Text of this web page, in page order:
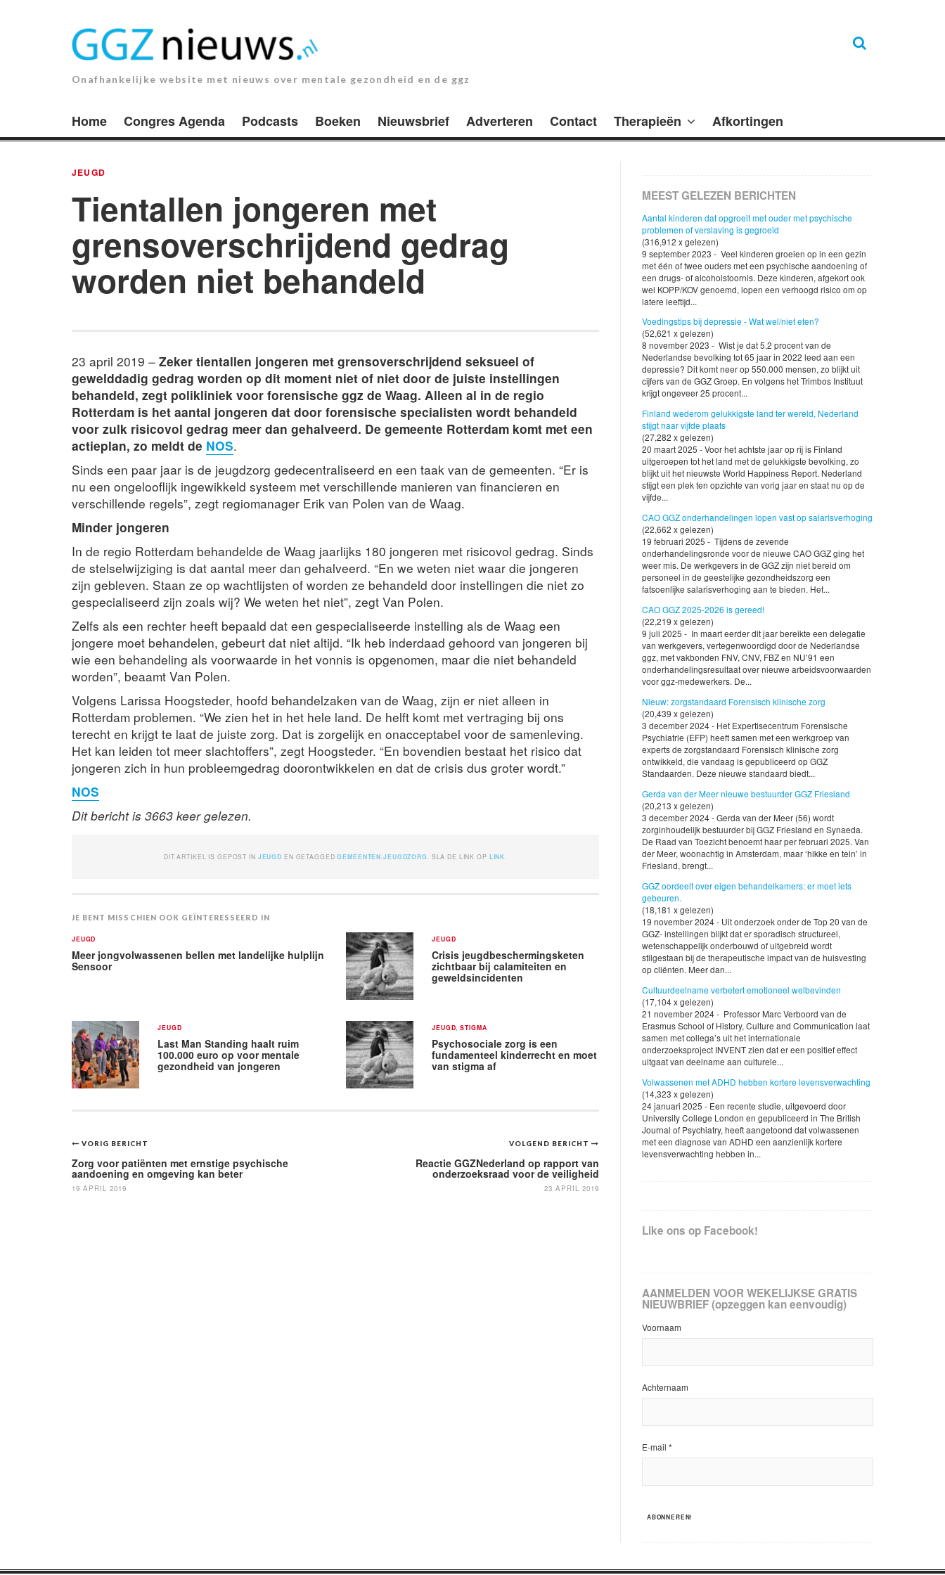
Onafhankelijke website met nieuws over mentale gezondheid en de ggz
Home Congres Agenda Podcasts Boeken Nieuwsbrief Adverteren Contact Therapieën Afkortingen
JEUGD
Tientallen jongeren met
grensoverschrijdend gedrag
worden niet behandeld
23 april 2019 – Zeker tientallen jongeren met grensoverschrijdend seksueel of
gewelddadig gedrag worden op dit moment niet of niet door de juiste instellingen
behandeld, zegt polikliniek voor forensische ggz de Waag. Alleen al in de regio
Rotterdam is het aantal jongeren dat door forensische specialisten wordt behandeld
voor zulk risicovol gedrag meer dan gehalveerd. De gemeente Rotterdam komt met een
actieplan, zo meldt de NOS.
Sinds een paar jaar is de jeugdzorg gedecentraliseerd en een taak van de gemeenten. “Er is
nu een ongelooflijk ingewikkeld systeem met verschillende manieren van financieren en
verschillende regels”, zegt regiomanager Erik van Polen van de Waag.
Minder jongeren
In de regio Rotterdam behandelde de Waag jaarlijks 180 jongeren met risicovol gedrag. Sinds
de stelselwijziging is dat aantal meer dan gehalveerd. “En we weten niet waar die jongeren
zijn gebleven. Staan ze op wachtlijsten of worden ze behandeld door instellingen die niet zo
gespecialiseerd zijn zoals wij? We weten het niet”, zegt Van Polen.
Zelfs als een rechter heeft bepaald dat een gespecialiseerde instelling als de Waag een
jongere moet behandelen, gebeurt dat niet altijd. “Ik heb inderdaad gehoord van jongeren bij
wie een behandeling als voorwaarde in het vonnis is opgenomen, maar die niet behandeld
worden”, beaamt Van Polen.
Volgens Larissa Hoogsteder, hoofd behandelzaken van de Waag, zijn er niet alleen in
Rotterdam problemen. “We zien het in het hele land. De helft komt met vertraging bij ons
terecht en krijgt te laat de juiste zorg. Dat is zorgelijk en onacceptabel voor de samenleving.
Het kan leiden tot meer slachtoffers”, zegt Hoogsteder. “En bovendien bestaat het risico dat
jongeren zich in hun probleemgedrag doorontwikkelen en dat de crisis dus groter wordt.”
NOS
Dit bericht is 3663 keer gelezen.
DIT ARTIKEL IS GEPOST IN JEUGD EN GETAGGEDGEMEENTEN ,JEUGDZORG . SLA DE LINK OP LINK
JE BENT MISSCHIEN OOK GEÏNTERESSEERD IN
JEUGD
Meer jongvolwassenen bellen met landelijke hulplijn
Sensoor
JEUGD
Crisis jeugdbeschermingsketen
zichtbaar bij calamiteiten en
geweldsincidenten
JEUGD
Last Man Standing haalt ruim
100.000 euro op voor mentale
gezondheid van jongeren
JEUGD ,STIGMA
Psychosociale zorg is een
fundamenteel kinderrecht en moet
van stigma af
Bericht
navigatie
VOLGEND BERICHT
Reactie GGZNederland op rapport van
onderzoeksraad voor de veiligheid
23 APRIL 2019
VORIG BERICHT
Zorg voor patiënten met ernstige psychische
aandoening en omgeving kan beter
19 APRIL 2019
MEEST GELEZEN BERICHTEN
Aantal kinderen dat opgroeit met ouder met psychische
problemen of verslaving is gegroeid
(316,912 x gelezen)
9 september 2023 - Veel kinderen groeien op in een gezin
met één of twee ouders met een psychische aandoening of
een drugs- of alcoholstoornis. Deze kinderen, afgekort ook
wel KOPP/KOV genoemd, lopen een verhoogd risico om op
latere leeftijd...
Voedingstips bij depressie - Wat wel/niet eten?
(52,621 x gelezen)
8 november 2023 - Wist je dat 5,2 procent van de
Nederlandse bevolking tot 65 jaar in 2022 leed aan een
depressie? Dit komt neer op 550.000 mensen, zo blijkt uit
cijfers van de GGZ Groep. En volgens het Trimbos Instituut
krijgt ongeveer 25 procent...
Finland wederom gelukkigste land ter wereld, Nederland
stijgt naar vijfde plaats
(27,282 x gelezen)
20 maart 2025 - Voor het achtste jaar op rij is Finland
uitgeroepen tot het land met de gelukkigste bevolking, zo
blijkt uit het nieuwste World Happiness Report. Nederland
stijgt een plek ten opzichte van vorig jaar en staat nu op de
vijfde...
CAO GGZ onderhandelingen lopen vast op salarisverhoging
(22,662 x gelezen)
19 februari 2025 - Tijdens de zevende
onderhandelingsronde voor de nieuwe CAO GGZ ging het
weer mis. De werkgevers in de GGZ zijn niet bereid om
personeel in de geestelijke gezondheidszorg een
fatsoenlijke salarisverhoging aan te bieden. Het...
CAO GGZ 2025-2026 is gereed!
(22,219 x gelezen)
9 juli 2025 - In maart eerder dit jaar bereikte een delegatie
van werkgevers, vertegenwoordigd door de Nederlandse
ggz, met vakbonden FNV, CNV, FBZ en NU’91 een
onderhandelingsresultaat over nieuwe arbeidsvoorwaarden
voor ggz-medewerkers. De...
Nieuw: zorgstandaard Forensisch klinische zorg
(20,439 x gelezen)
3 december 2024 - Het Expertisecentrum Forensische
Psychiatrie (EFP) heeft samen met een werkgroep van
experts de zorgstandaard Forensisch klinische zorg
ontwikkeld, die vandaag is gepubliceerd op GGZ
Standaarden. Deze nieuwe standaard biedt...
Gerda van der Meer nieuwe bestuurder GGZ Friesland
(20,213 x gelezen)
3 december 2024 - Gerda van der Meer (56) wordt
zorginhoudelijk bestuurder bij GGZ Friesland en Synaeda.
De Raad van Toezicht benoemt haar per februari 2025. Van
der Meer, woonachtig in Amsterdam, maar ‘hikke en tein’ in
Friesland, brengt...
GGZ oordeelt over eigen behandelkamers: er moet iets
gebeuren.
(18,181 x gelezen)
19 november 2024 - Uit onderzoek onder de Top 20 van de
GGZ- instellingen blijkt dat er sporadisch structureel,
wetenschappelijk onderbouwd of uitgebreid wordt
stilgestaan bij de therapeutische impact van de huisvesting
op cliënten. Meer dan...
Cultuurdeelname verbetert emotioneel welbevinden
(17,104 x gelezen)
21 november 2024 - Professor Marc Verboord van de
Erasmus School of History, Culture and Communication laat
samen met collega’s uit het internationale
onderzoeksproject INVENT zien dat er een positief effect
uitgaat van deelname aan culturele...
Volwassenen met ADHD hebben kortere levensverwachting
(14,323 x gelezen)
24 januari 2025 - Een recente studie, uitgevoerd door
University College London en gepubliceerd in The British
Journal of Psychiatry, heeft aangetoond dat volwassenen
met een diagnose van ADHD een aanzienlijk kortere
levensverwachting hebben in...
Like ons op Facebook!
AANMELDEN VOOR WEKELIJKSE GRATIS
NIEUWBRIEF (opzeggen kan eenvoudig)
Voornaam
Achternaam
E-mail *